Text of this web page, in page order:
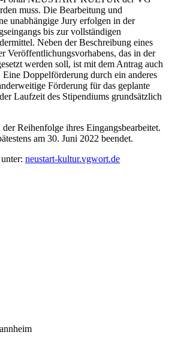
muss. Die Bearbeitung und
unabhängige Jury erfolgen in der
bis zur vollständigen
Neben der Beschreibung eines
Veröffentlichungsvorhabens, das in der
werden soll, ist mit dem Antrag auch
Doppelförderung durch ein anderes
Förderung für das geplante
Laufzeit des Stipendiums grundsätzlich
Reihenfolge ihres Eingangsbearbeitet.
am 30. Juni 2022 beendet.
neustart-kultur.vgwort.de